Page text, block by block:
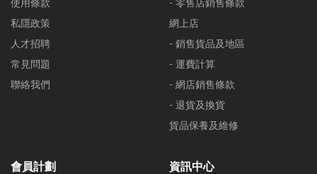
使用條款
私隱政策
人才招聘
常見問題
聯絡我們
- 零售店銷售條款
網上店
- 銷售貨品及地區
- 運費計算
- 網店銷售條款
- 退貨及換貨
貨品保養及維修
會員計劃 資訊中心